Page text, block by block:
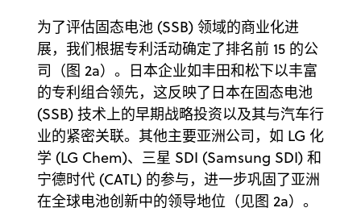
为了评估固态电池 (SSB) 领域的商业化进
展，我们根据专利活动确定了排名前 15 的公
司（图 2a）。日本企业如丰田和松下以丰富
的专利组合领先，这反映了日本在固态电池
(SSB) 技术上的早期战略投资以及其与汽车行
业的紧密关联。其他主要亚洲公司，如 LG 化
学 (LG Chem)、三星 SDI (Samsung SDI) 和
宁德时代 (CATL) 的参与，进一步巩固了亚洲
在全球电池创新中的领导地位（见图 2a）。